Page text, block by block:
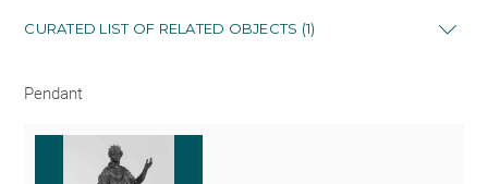
CURATED LIST OF RELATED OBJECTS (1)
Pendant